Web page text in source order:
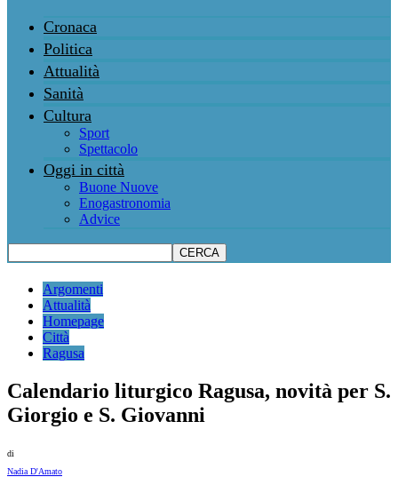
Cronaca
Politica
Attualità
Sanità
Cultura
Sport
Spettacolo
Oggi in città
Buone Nuove
Enogastronomia
Advice
Argomenti
Attualità
Homepage
Città
Ragusa
Calendario liturgico Ragusa, novità per S.
Giorgio e S. Giovanni
di
Nadia D'Amato